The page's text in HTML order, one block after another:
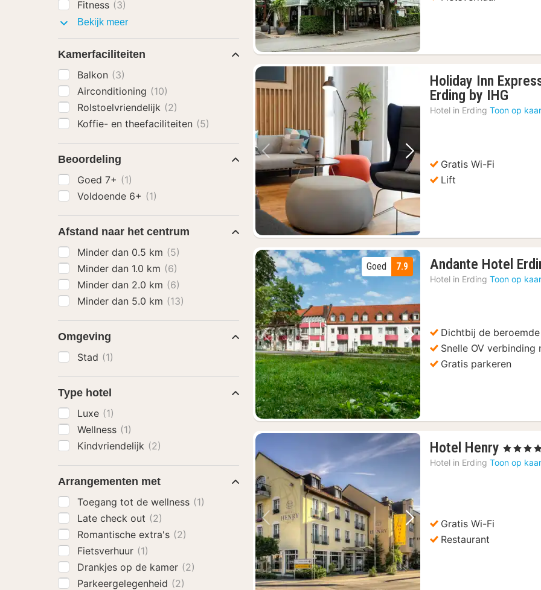
Vorige foto Volgende foto
Holiday Inn
Erding by IHG
nacht
Hotel in Erding Toon op
Gratis Wi-Fi
Lift
Vorige foto Volgende foto
7.9
Goed Andante Hotel
Hotel in Erding Toon op
Dichtbij de
Snelle OV verbinding
Gratis parkeren
Vorige foto Volgende foto
Hotel Henry 1
nacht
, 4 Sterren
Hotel in Erding Toon op
Gratis Wi-Fi
Restaurant
Fitness (3)
Bekijk meerFaciliteiten
Kamerfaciliteiten
Balkon (3)
Airconditioning (10)
Rolstoelvriendelijk (2)
Koffie- en theefaciliteiten (5)
Beoordeling
Goed 7+ (1)
Voldoende 6+ (1)
Afstand naar het centrum
Minder dan 0.5 km (5)
Minder dan 1.0 km (6)
Minder dan 2.0 km (6)
Minder dan 5.0 km (13)
Omgeving
Stad (1)
Type hotel
Luxe (1)
Wellness (1)
Kindvriendelijk (2)
Arrangementen met
Toegang tot de wellness (1)
Late check out (2)
Romantische extra's (2)
Fietsverhuur (1)
Drankjes op de kamer (2)
Parkeergelegenheid (2)